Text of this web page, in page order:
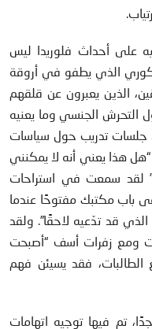
على أحداث فلوريدا ليس
الذي يطفو في أروقة
الذين يعبرون عن قلقهم
التحرش الجنسي وما يعنيه
تدريب حول سياسات
هذا يعني أنه لا يمكنني
لقد سمعت في استراحات
باب مكتبك مفتوحًا عندما
قد تدّعيه لاحقًا”. ولقد
ومع زفرات أسف “أصبحت
فقد يسيئن فهم
تم فيها توجيه اتهامات